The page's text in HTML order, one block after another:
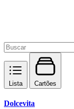
Lista Cartões
Dolcevita